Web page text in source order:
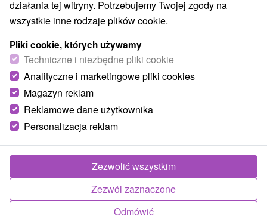
© OpenStreetMap
Region turystyczny
Východné Slovensko, Gemer, Košický kraj, Revúcka
vrchovina, Slovenské rudohorie, Slovenský Kras, Volovské
Znalazłeś błąd lub chcesz polecić nam nową atrakcję
działania tej witryny. Potrzebujemy Twojej zgody na
wszystkie inne rodzaje plików cookie.
Pliki cookie, których używamy
Techniczne i niezbędne pliki cookie
Analityczne i marketingowe pliki cookies
Magazyn reklam
Reklamowe dane użytkownika
Personalizacja reklam
Odmówić
Zezwól zaznaczone
Zezwolić wszystkim